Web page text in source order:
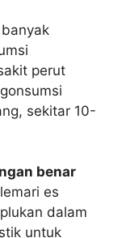
perut
sekitar 10-
benar
es
dalam
untuk